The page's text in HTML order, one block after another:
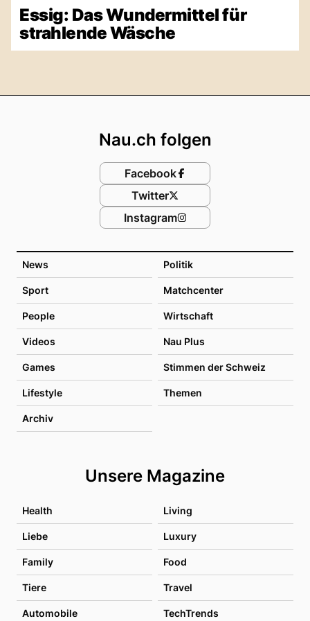
Essig: Das Wundermittel für
strahlende Wäsche
News Politik
Sport Matchcenter
People Wirtschaft
Videos Nau Plus
Games Stimmen der Schweiz
Lifestyle Themen
Archiv
Unsere Magazine
Health Living
Liebe Luxury
Family Food
Tiere Travel
Automobile TechTrends
Nau.ch folgen
Facebook
Twitter
Instagram